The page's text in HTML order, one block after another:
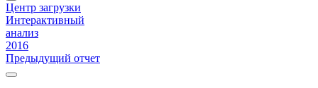
Центр загрузки
Интерактивный
анализ
2016
Предыдущий отчет